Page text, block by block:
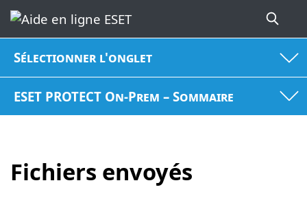
Sélectionner l'onglet
ESET PROTECT On-Prem – Sommaire
Fichiers envoyés